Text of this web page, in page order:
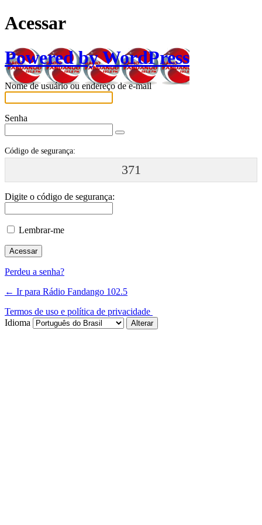
Acessar
Powered by WordPress
Nome de usuário ou endereço de e-mail
Senha
Código de segurança:
371
Digite o código de segurança:
Lembrar-me
Perdeu a senha?
← Ir para Rádio Fandango 102.5
Termos de uso e política de privacidade
Idioma